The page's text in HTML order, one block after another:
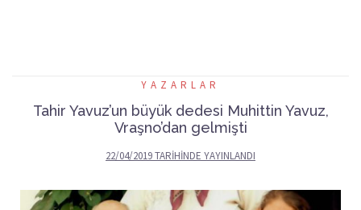
YAZARLAR
Tahir Yavuz’un büyük dedesi Muhittin Yavuz,
Vraşno’dan gelmişti
22/04/2019TARIHINDE YAYINLANDI